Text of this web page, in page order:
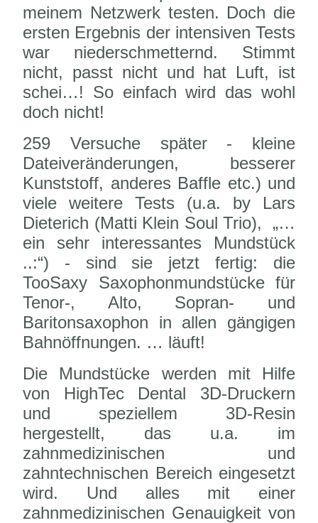
meinem Netzwerk testen. Doch die
ersten Ergebnis der intensiven Tests
war niederschmetternd. Stimmt
nicht, passt nicht und hat Luft, ist
schei…! So einfach wird das wohl
doch nicht!
259 Versuche später - kleine
Dateiveränderungen, besserer
Kunststoff, anderes Baffle etc.) und
viele weitere Tests (u.a. by Lars
Dieterich (Matti Klein Soul Trio), „…
ein sehr interessantes Mundstück
..:“) - sind sie jetzt fertig: die
TooSaxy Saxophonmundstücke für
Tenor-, Alto, Sopran- und
Baritonsaxophon in allen gängigen
Bahnöffnungen. … läuft!
Die Mundstücke werden mit Hilfe
von HighTec Dental 3D-Druckern
und speziellem 3D-Resin
hergestellt, das u.a. im
zahnmedizinischen und
zahntechnischen Bereich eingesetzt
wird. Und alles mit einer
zahnmedizinischen Genauigkeit von